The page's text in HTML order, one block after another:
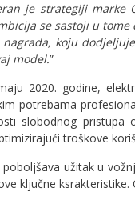
je strategiji
se sastoji u
nagrada, koju
model.”
2020. godine,
potrebama
slobodnog pristupa
troškove
poboljšava užitak u
ključne